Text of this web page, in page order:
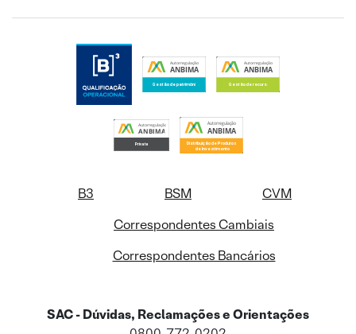
B3 BSM
CVM
Correspondentes Cambiais
Correspondentes Bancários
SAC - Dúvidas, Reclamações e Orientações